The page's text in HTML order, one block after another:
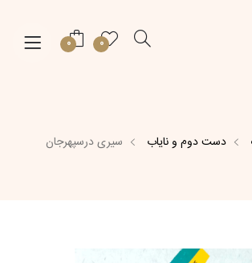
0
0
دست دوم و نایاب سیری درسپهرجان